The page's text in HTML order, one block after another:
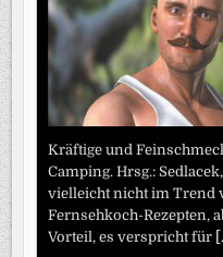
Kräftige und
Camping. Hrsg.:
vielleicht nicht im Trend
Fernsehkoch-Rezepten,
Vorteil, es verspricht für